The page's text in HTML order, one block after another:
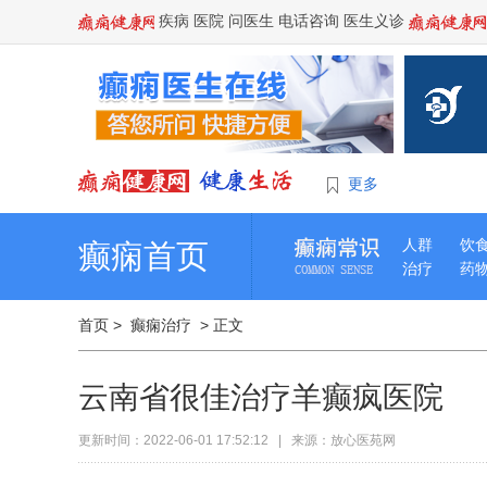
疾病 医院 问医生 电话咨询 医生义诊
更多
癫痫首页 人群
饮
治疗
药
首页 > 癫痫治疗 > 正文
云南省很佳治疗羊癫疯医院
更新时间：2022-06-01 17:52:12 | 来源：放心医苑网